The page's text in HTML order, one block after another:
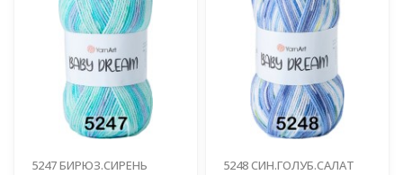
5247 БИРЮЗ.СИРЕНЬ 5248 СИН.ГОЛУБ.САЛАТ